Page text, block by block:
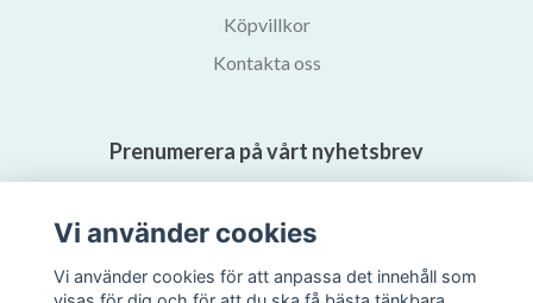
Köpvillkor
Kontakta oss
Prenumerera på vårt nyhetsbrev
Vi använder cookies
Vi använder cookies för att anpassa det innehåll som